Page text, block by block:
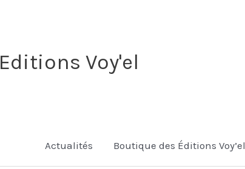
Editions Voy'el
Actualités Boutique des Éditions Voy’el